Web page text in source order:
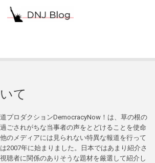
て
プロダクションDemocracyNow！は、草の根の
ごされがちな当事者の声をとどけることを使命
のメディアには見られない特異な報道を行って
2007年に始まりました。日本ではあまり紹介さ
聴者に関係のありそうな題材を厳選して紹介し